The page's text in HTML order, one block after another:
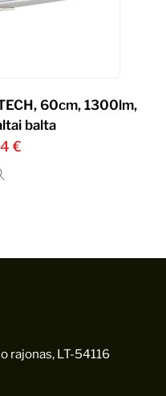
60cm, 1300lm,
balta
€
rajonas, LT-54116